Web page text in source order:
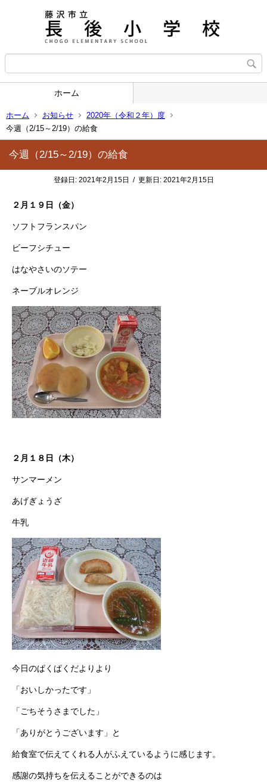
ホーム
ホーム お知らせ
2020年（令和２年）度
今週（2/15～2/19）の給食
今週（2/15～2/19）の給食
登録日: 2021年2月15日 / 更新日: 2021年2月15日
２月１９日（金）
ソフトフランスパン
ビーフシチュー
はなやさいのソテー
ネーブルオレンジ
２月１８日（木）
サンマーメン
あげぎょうざ
牛乳
今日のぱくぱくだよりより
「おいしかったです」
「ごちそうさまでした」
「ありがとうございます」と
給食室で伝えてくれる人がふえているように感じます。
感謝の気持ちを伝えることができるのは